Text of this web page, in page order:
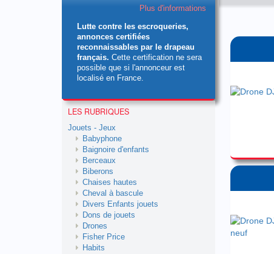
Plus d'informations
Lutte contre les escroqueries,
annonces certifiées
reconnaissables par le drapeau
français. Cette certification ne sera
possible que si l'annonceur est
localisé en France.
LES RUBRIQUES
Jouets - Jeux
Babyphone
Baignoire d'enfants
Berceaux
Biberons
Chaises hautes
Cheval à bascule
Divers Enfants jouets
Dons de jouets
Drones
Fisher Price
Habits